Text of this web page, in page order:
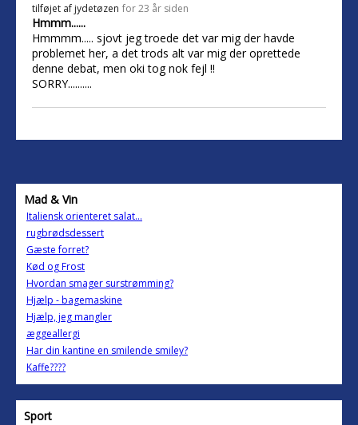
tilføjet af jydetøzen for 23 år siden
Hmmm......
Hmmmm..... sjovt jeg troede det var mig der havde
problemet her, a det trods alt var mig der oprettede
denne debat, men oki tog nok fejl !!
SORRY..........
Mad & Vin
Italiensk orienteret salat...
rugbrødsdessert
Gæste forret?
Kød og Frost
Hvordan smager surstrømming?
Hjælp - bagemaskine
Hjælp, jeg mangler
æggeallergi
Har din kantine en smilende smiley?
Kaffe????
Sport